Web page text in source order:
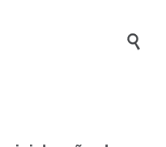
